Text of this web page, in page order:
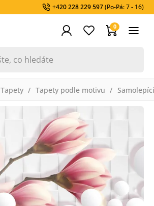
+420 228 229 597(Po-Pá: 7 - 16)
0
Tapety Tapety podle motivu